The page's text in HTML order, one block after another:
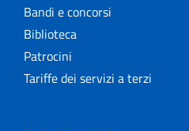
Bandi e concorsi
Biblioteca
Patrocini
Tariffe dei servizi a terzi